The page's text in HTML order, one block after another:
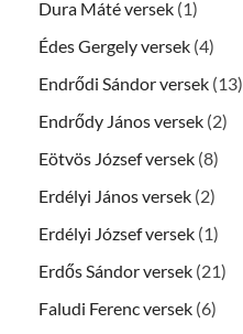
Dura Máté versek (1)
Édes Gergely versek (4)
Endrődi Sándor versek (13)
Endrődy János versek (2)
Eötvös József versek (8)
Erdélyi János versek (2)
Erdélyi József versek (1)
Erdős Sándor versek (21)
Faludi Ferenc versek (6)